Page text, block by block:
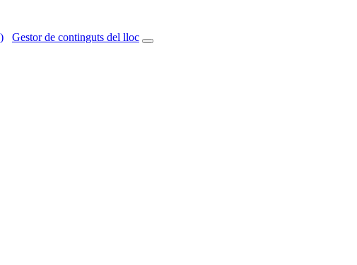
Gestor de continguts del lloc